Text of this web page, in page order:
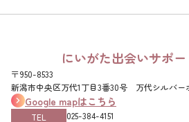
にいがた出会いサポ
〒950-8533
新潟市中央区万代1丁目3番30号 万代シルバー
Google mapはこちら
TEL 025-384-4151‌